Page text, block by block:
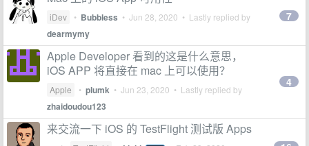
iDev • Bubbless • Jun 28, 2020 • Lastly replied by
dearmymy
7
Apple Developer 看到的这是什么意思，
iOS APP 将直接在 mac 上可以使用？
Apple • plumk • Jun 23, 2020 • Lastly replied by
zhaidoudou123
4
来交流一下 iOS 的 TestFlight 测试版 Apps